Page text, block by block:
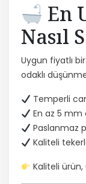
En
Nasıl
Uygun fiyatlı
odaklı
Temperli
En az 5 mm
Paslanmaz
Kaliteli
Kaliteli